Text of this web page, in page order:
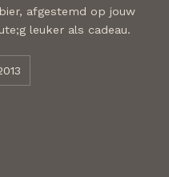
afgestemd op jouw
leuker als cadeau.